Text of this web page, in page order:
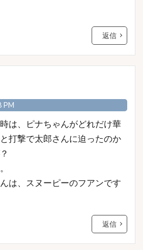
返信
PM
は、ピナちゃんがどれだけ華
打撃で太郎さんに迫ったのか
は、スヌーピーのフアンです
返信